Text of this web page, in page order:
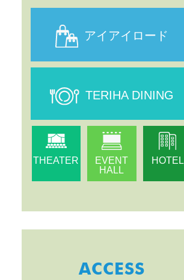
アイアイロード
TERIHA DINING
THEATER
EVENT
HALL
HOTEL
ACCESS